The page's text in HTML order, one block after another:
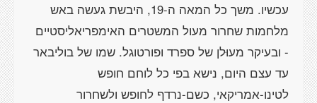
עכשיו. משך כל המאה ה-19, היבשת געשה באש
מלחמות שחרור מעול המשטרים האימפריאליסטיים
- ובעיקר מעוּלן של ספרד ופורטוגל. שמו של בוליבאר
עד עצם היום, נישא בפי כל לוחם חופש
לטינו-אמריקאי, כשם-נרדף לחופש ולשחרור